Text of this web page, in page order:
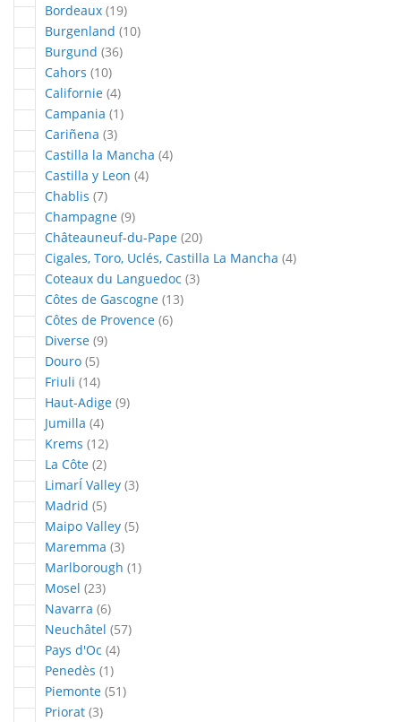
Bordeaux 19articles
Burgenland 10articles
Burgund 36articles
Cahors 10articles
Californie 4articles
Campania 1article
Cariñena 3articles
Castilla la Mancha 4articles
Castilla y Leon 4articles
Chablis 7articles
Champagne 9articles
Châteauneuf-du-Pape 20articles
Cigales, Toro, Uclés, Castilla La Mancha 4articles
Coteaux du Languedoc 3articles
Côtes de Gascogne 13articles
Côtes de Provence 6articles
Diverse 9articles
Douro 5articles
Friuli 14articles
Haut-Adige 9articles
Jumilla 4articles
Krems 12articles
La Côte 2articles
LimarÍ Valley 3articles
Madrid 5articles
Maipo Valley 5articles
Maremma 3articles
Marlborough 1article
Mosel 23articles
Navarra 6articles
Neuchâtel 57articles
Pays d'Oc 4articles
Penedès 1article
Piemonte 51articles
Priorat 3articles